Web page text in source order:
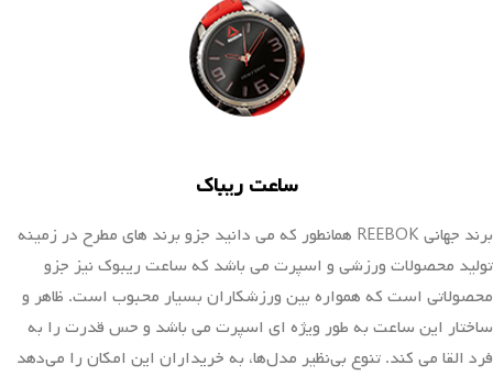
ساعت ریباک
برند جهانی REEBOK همانطور که می دانید جزو برند های مطرح در زمینه
تولید محصولات ورزشی و اسپرت می باشد که ساعت ریبوک نیز جزو
محصولاتی است که همواره بین ورزشکاران بسیار محبوب است. ظاهر و
ساختار این ساعت به طور ویژه ای اسپرت می باشد و حس قدرت را به
فرد القا می کند. تنوع بی‌نظیر مدل‌ها، به خریداران این امکان را می‌دهد